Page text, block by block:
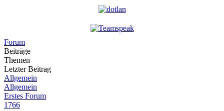
Forum
Beiträge
Themen
Letzter Beitrag
Allgemein
Allgemein
Erstes Forum
1766